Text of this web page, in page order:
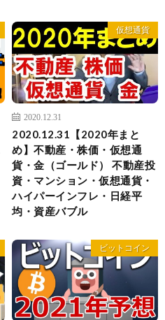
仮想通貨
2020.12.31
2020.12.31【2020年まと
め】不動産・株価・仮想通
貨・金（ゴールド） 不動産投
資・マンション・仮想通貨・
ハイパーインフレ・日経平
均・資産バブル
ビットコイン